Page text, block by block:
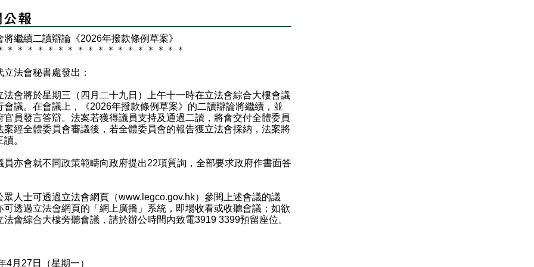
將繼續二讀辯論《2026年撥款條例草案》
＊ ＊ ＊ ＊ ＊ ＊ ＊ ＊ ＊ ＊ ＊ ＊ ＊ ＊ ＊ ＊ ＊ ＊
立法會秘書處發出：
將於星期三（四月二十九日）上午十一時在立法會綜合大樓會議
會議。在會議上，《2026年撥款條例草案》的二讀辯論將繼續，並
官員發言答辯。法案若獲得議員支持及通過二讀，將會交付全體委員
案經全體委員會審議後，若全體委員會的報告獲立法會採納，法案將
。
會就不同政策範疇向政府提出22項質詢，全部要求政府作書面答
士可透過立法會網頁（www.legco.gov.hk）參閱上述會議的議
可透過立法會網頁的「網上廣播」系統，即場收看或收聽會議；如欲
法會綜合大樓旁聽會議，請於辦公時間內致電3919 3399預留座位。
4月27日（星期一）